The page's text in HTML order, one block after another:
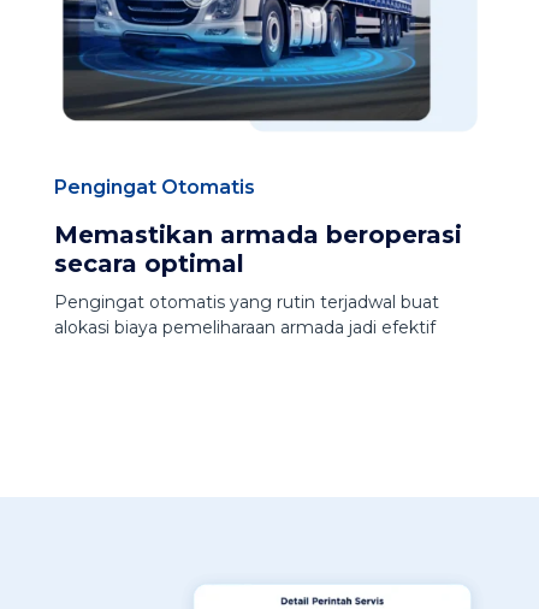
Pengingat Otomatis
Memastikan armada beroperasi
secara optimal
Pengingat otomatis yang rutin terjadwal buat
alokasi biaya pemeliharaan armada jadi efektif